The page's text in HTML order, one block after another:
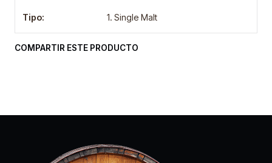
Tipo: 1. Single Malt
COMPARTIR ESTE PRODUCTO